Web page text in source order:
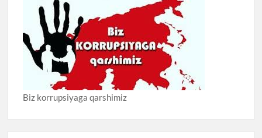
Biz korrupsiyaga qarshimiz